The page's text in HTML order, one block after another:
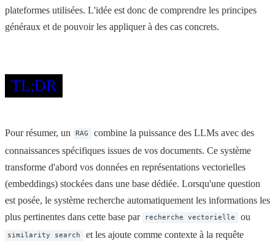
plateformes utilisées. L'idée est donc de comprendre les principes
généraux et de pouvoir les appliquer à des cas concrets.
TL;DR
Pour résumer, un RAG
combine la puissance des LLMs avec des
connaissances spécifiques issues de vos documents. Ce système
transforme d'abord vos données en représentations vectorielles
(embeddings) stockées dans une base dédiée. Lorsqu'une question
est posée, le système recherche automatiquement les informations les
plus pertinentes dans cette base par
recherche vectorielle ou
similarity search
et les ajoute comme contexte à la requête